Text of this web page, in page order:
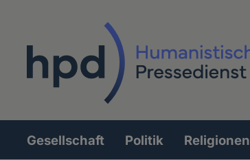
Hauptnavigation
Gesellschaft Politik Religionen